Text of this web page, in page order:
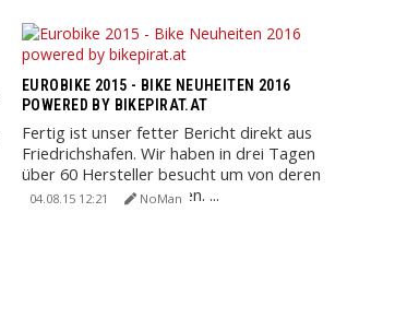
EUROBIKE 2015 - BIKE NEUHEITEN 2016
POWERED BY BIKEPIRAT.AT
Fertig ist unser fetter Bericht direkt aus
Friedrichshafen. Wir haben in drei Tagen
über 60 Hersteller besucht um von deren
Neuigkeiten zu berichten. ...
04.08.15 12:21 NoMan